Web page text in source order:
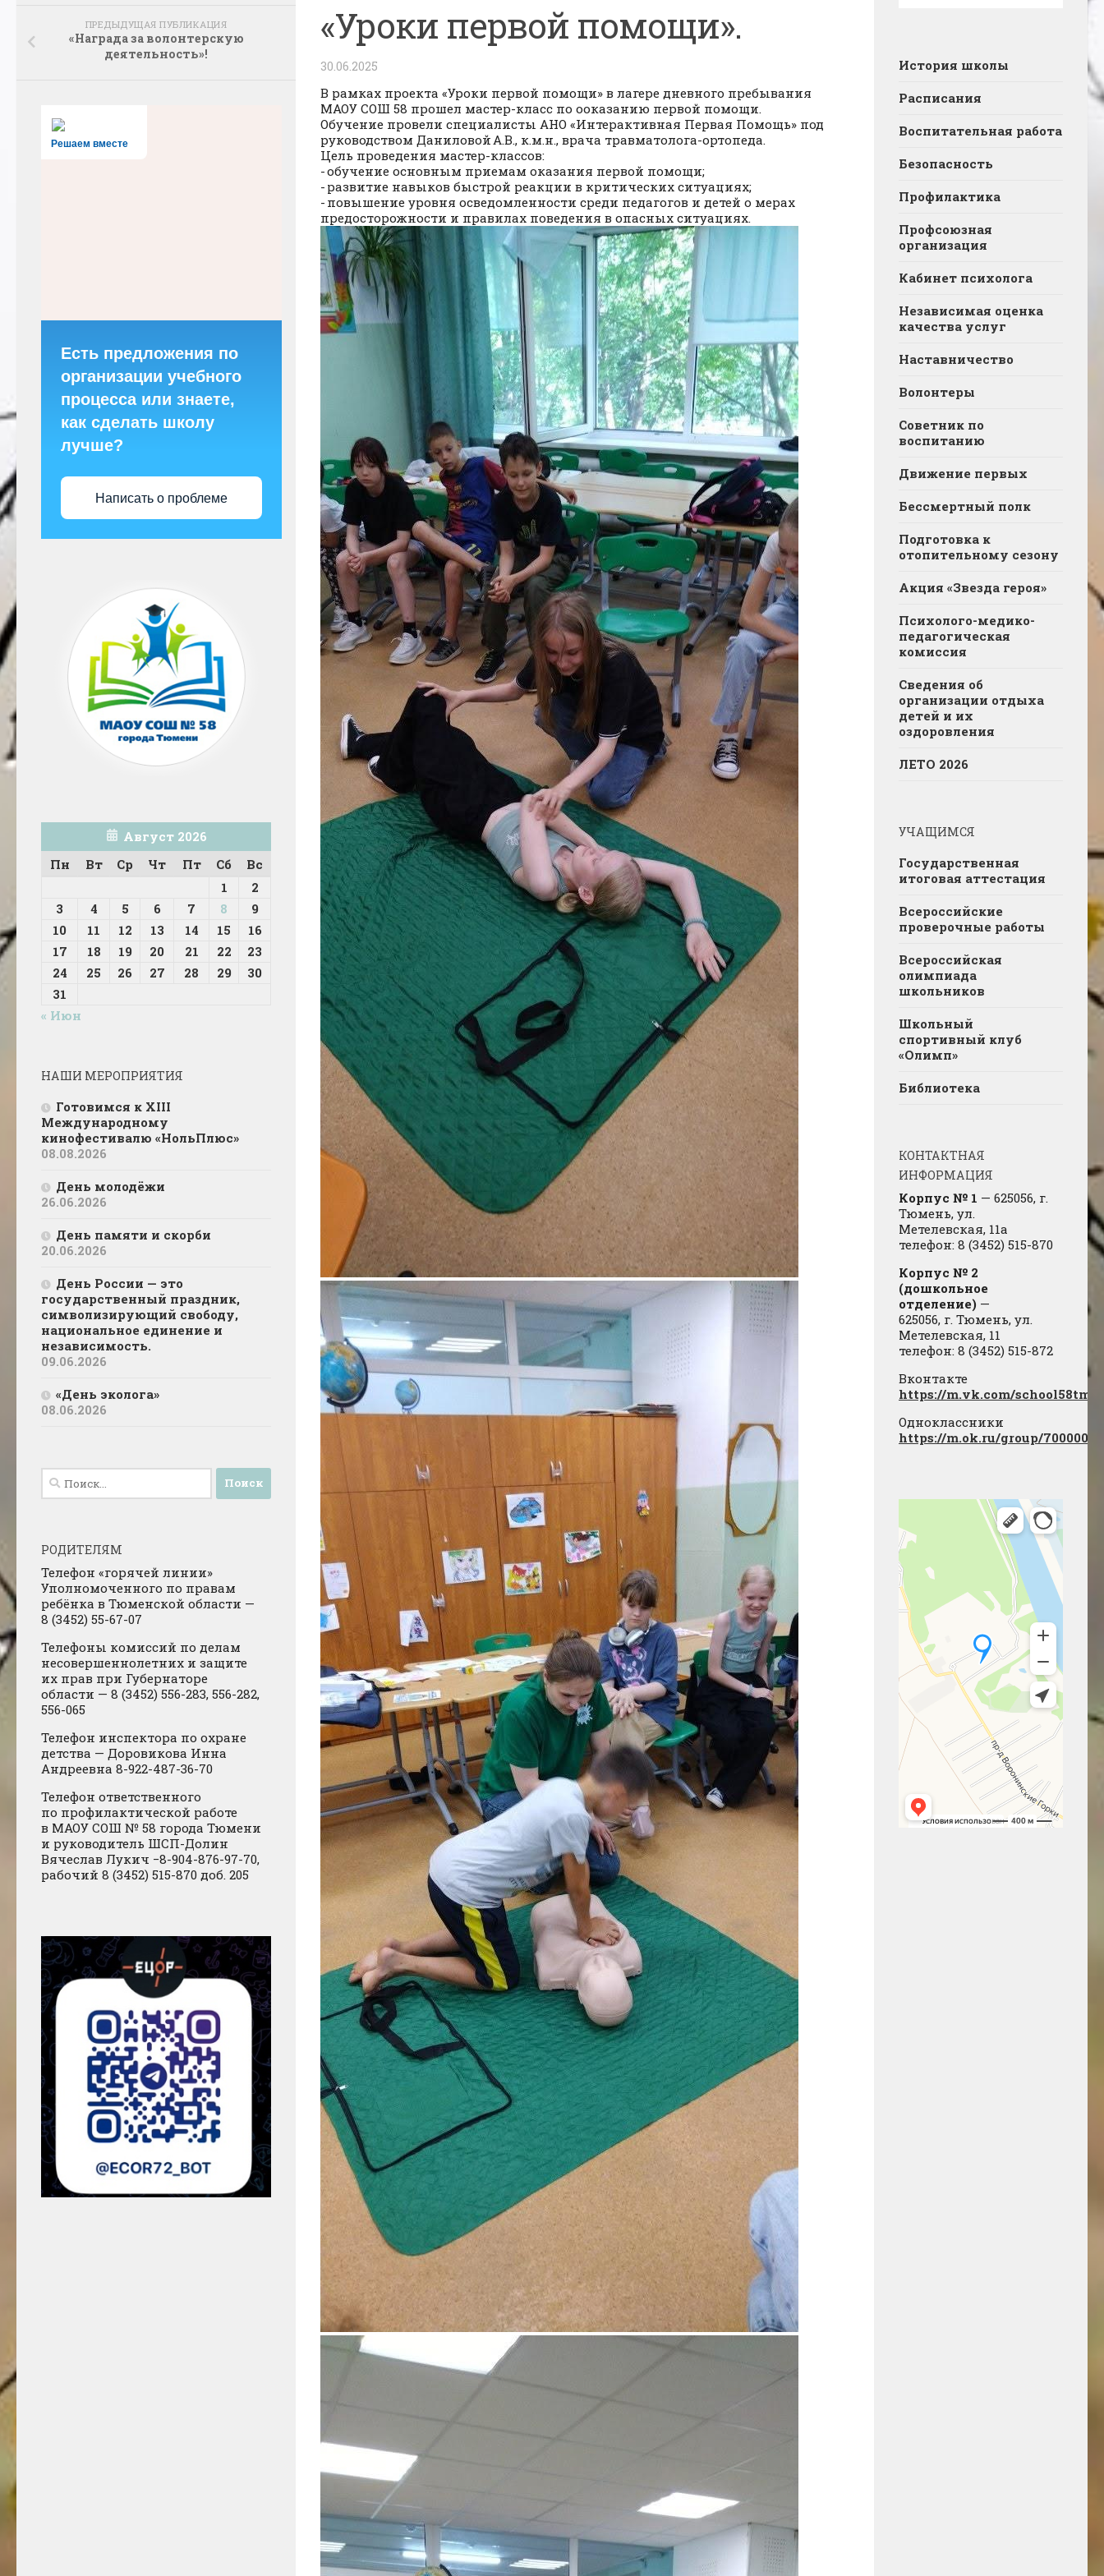
«Уроки первой помощи».
30.06.2025
В рамках проекта «Уроки первой помощи» в лагере дневного пребывания
МАОУ СОШ 58 прошел мастер-класс по ооказанию первой помощи.
Обучение провели специалисты АНО «Интерактивная Первая Помощь» под
руководством Даниловой А.В., к.м.н., врача травматолога-ортопеда.
Цель проведения мастер-классов:
- обучение основным приемам оказания первой помощи;
- развитие навыков быстрой реакции в критических ситуациях;
- повышение уровня осведомленности среди педагогов и детей о мерах
предосторожности и правилах поведения в опасных ситуациях.
ПРЕДЫДУЩАЯ ПУБЛИКАЦИЯ
«Награда за волонтерскую
деятельность»!
Решаем вместе
Есть предложения по
организации учебного
процесса или знаете,
как сделать школу
лучше?
Написать о проблеме
Август 2026
Пн
Вт Ср Чт Пт Сб
Вс
1
2
3
4 5 6 7 8
9
10
11 12 13 14 15
16
17
18 19 20 21 22
23
24
25 26 27 28 29
30
31
« Июн
НАШИ МЕРОПРИЯТИЯ
Готовимся к XIII
Международному
кинофестивалю «НольПлюс»
08.08.2026
День молодёжи
26.06.2026
День памяти и скорби
20.06.2026
День России — это
государственный праздник,
символизирующий свободу,
национальное единение и
независимость.
09.06.2026
«День эколога»
08.06.2026
Найти:
РОДИТЕЛЯМ
Телефон «горячей линии»
Уполномоченного по правам
ребёнка в Тюменской области —
8 (3452) 55-67-07
Телефоны комиссий по делам
несовершеннолетних и защите
их прав при Губернаторе
области — 8 (3452) 556-283, 556-282,
556-065
Телефон инспектора по охране
детства — Доровикова Инна
Андреевна 8-922-487-36-70
Телефон ответственного
по профилактической работе
в МАОУ СОШ № 58 города Тюмени
и руководитель ШСП-Долин
Вячеслав Лукич −8-904-876-97-70,
рабочий 8 (3452) 515-870 доб. 205
История школы
Расписания
Воспитательная работа
Безопасность
Профилактика
Профсоюзная
организация
Кабинет психолога
Независимая оценка
качества услуг
Наставничество
Волонтеры
Советник по
воспитанию
Движение первых
Бессмертный полк
Подготовка к
отопительному сезону
Акция «Звезда героя»
Психолого-медико-
педагогическая
комиссия
Сведения об
организации отдыха
детей и их
оздоровления
ЛЕТО 2026
УЧАЩИМСЯ
Государственная
итоговая аттестация
Всероссийские
проверочные работы
Всероссийская
олимпиада
школьников
Школьный
спортивный клуб
«Олимп»
Библиотека
КОНТАКТНАЯ
ИНФОРМАЦИЯ
Корпус № 1 — 625056, г.
Тюмень, ул.
Метелевская, 11а
телефон: 8 (3452) 515-870
Корпус № 2
(дошкольное
отделение) —
625056, г. Тюмень, ул.
Метелевская, 11
телефон: 8 (3452) 515-872
Вконтакте
https://m.vk.com/school58tmn
Одноклассники
https://m.ok.ru/group/